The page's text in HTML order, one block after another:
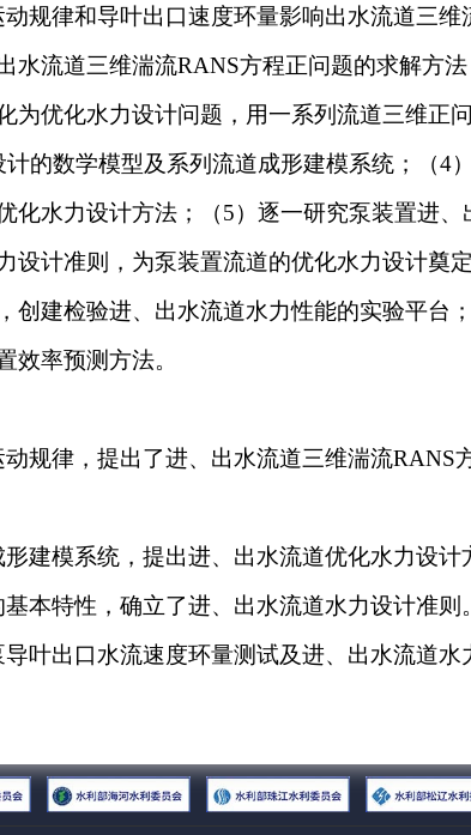
规律和导叶出口速度环量影响出水流道三维
水流道三维湍流RANS方程正问题的求解方法
优化水力设计问题，用一系列流道三维正
的数学模型及系列流道成形建模系统；（4
化水力设计方法；（5）逐一研究泵装置进
计准则，为泵装置流道的优化水力设计奠
创建检验进、出水流道水力性能的实验平台
效率预测方法。
规律，提出了进、出水流道三维湍流RANS
建模系统，提出进、出水流道优化水力设计
本特性，确立了进、出水流道水力设计准则。
叶出口水流速度环量测试及进、出水流道水